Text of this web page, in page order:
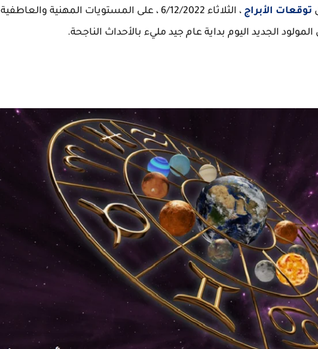
توقعات الأبراج
، الثلاثاء 6/12/2022 ، على المستويات المهنية والعاطفية
الجديد اليوم بداية عام جيد مليء بالأحداث الناجحة.